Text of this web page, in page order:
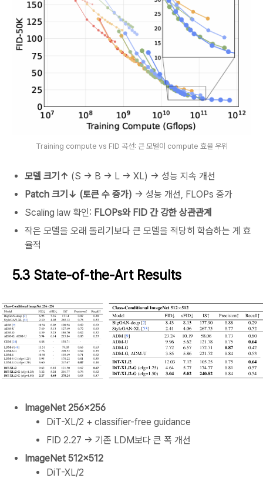
Training compute vs FID 곡선: 큰 모델이 compute 효율 우위
모델 크기↑ (S → B → L → XL) → 성능 지속 개선
Patch 크기↓ (토큰 수 증가) → 성능 개선, FLOPs 증가
Scaling law 확인: FLOPs와 FID 간 강한 상관관계
작은 모델을 오래 돌리기보다 큰 모델을 적당히 학습하는 게 효
율적
5.3 State-of-the-Art Results
ImageNet 256×256
DiT-XL/2 + classifier-free guidance
FID 2.27 → 기존 LDM보다 큰 폭 개선
ImageNet 512×512
DiT-XL/2